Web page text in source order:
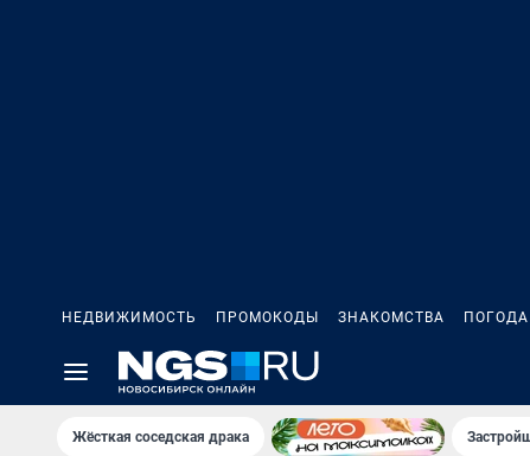
НЕДВИЖИМОСТЬ ПРОМОКОДЫ ЗНАКОМСТВА ПОГОДА
Жёсткая соседская драка